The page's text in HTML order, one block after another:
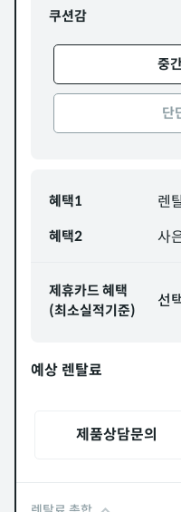
쿠션감
중
단
혜택1 렌
혜택2 사
제휴카드 혜택
(최소실적기준)
선
예상 렌탈료
제품상담문의